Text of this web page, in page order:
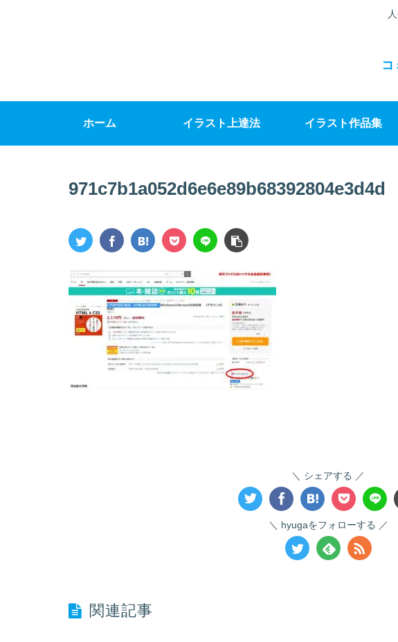
コ
ホーム イラスト上達法 イラスト作品集
971c7b1a052d6e6e89b68392804e3d4d
シェアする
hyugaをフォローする
関連記事